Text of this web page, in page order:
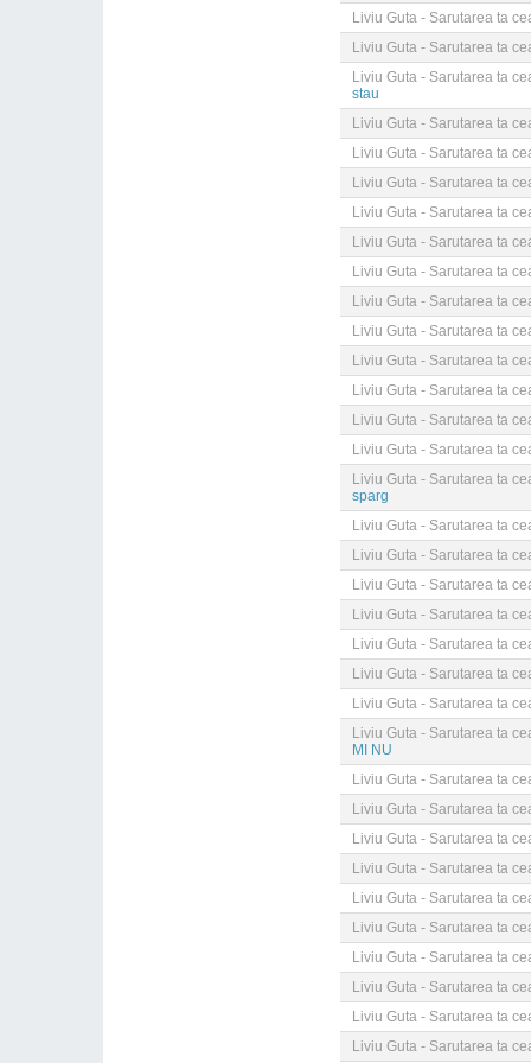
Liviu Guta - Sarutarea ta
Liviu Guta - Sarutarea ta
Liviu Guta - Sarutarea ta
stau
Liviu Guta - Sarutarea ta
Liviu Guta - Sarutarea ta
Liviu Guta - Sarutarea ta
Liviu Guta - Sarutarea ta
Liviu Guta - Sarutarea ta
Liviu Guta - Sarutarea ta
Liviu Guta - Sarutarea ta
Liviu Guta - Sarutarea ta
Liviu Guta - Sarutarea ta
Liviu Guta - Sarutarea ta
Liviu Guta - Sarutarea ta
Liviu Guta - Sarutarea ta
Liviu Guta - Sarutarea ta
sparg
Liviu Guta - Sarutarea ta
Liviu Guta - Sarutarea ta
Liviu Guta - Sarutarea ta
Liviu Guta - Sarutarea ta
Liviu Guta - Sarutarea ta
Liviu Guta - Sarutarea ta
Liviu Guta - Sarutarea ta
Liviu Guta - Sarutarea ta
MI NU
Liviu Guta - Sarutarea ta
Liviu Guta - Sarutarea ta
Liviu Guta - Sarutarea ta
Liviu Guta - Sarutarea ta
Liviu Guta - Sarutarea ta
Liviu Guta - Sarutarea ta
Liviu Guta - Sarutarea ta
Liviu Guta - Sarutarea ta
Liviu Guta - Sarutarea ta
Liviu Guta - Sarutarea ta